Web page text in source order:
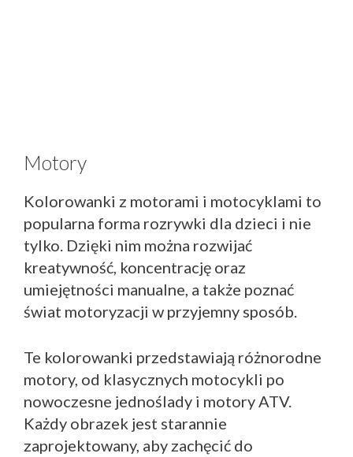
Motory
Kolorowanki z motorami i motocyklami to
popularna forma rozrywki dla dzieci i nie
tylko. Dzięki nim można rozwijać
kreatywność, koncentrację oraz
umiejętności manualne, a także poznać
świat motoryzacji w przyjemny sposób.
Te kolorowanki przedstawiają różnorodne
motory, od klasycznych motocykli po
nowoczesne jednoślady i motory ATV.
Każdy obrazek jest starannie
zaprojektowany, aby zachęcić do